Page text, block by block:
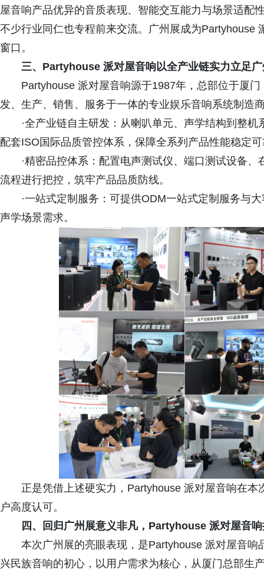
屋音响产品优异的音质表现、智能交互能力与场景适配
不少行业同仁也专程前来交流。广州展成为Partyhouse
窗口。
三、 Partyhouse 派对屋音响以全产业链实力立足
Partyhouse 派对屋音响源于1987年，总部位于厦
发、生产、销售、服务于一体的专业娱乐音响系统制造
·全产业链自主研发：从喇叭单元、声学结构到整
配套ISO国际品质管控体系，保障全系列产品性能稳定
·精密品控体系：配置电声测试仪、端口测试设备
流程进行把控，筑牢产品品质防线。
·一站式定制服务：可提供ODM一站式定制服务与
声学场景需求。
正是凭借上述硬实力，Partyhouse 派对屋音响在
户高度认可。
四、
回归广州展意义非凡，Partyhouse 派对屋音
本次广州展的亮眼表现，是Partyhouse 派对屋音
兴民族音响的初心，以用户需求为核心，从厦门总部生